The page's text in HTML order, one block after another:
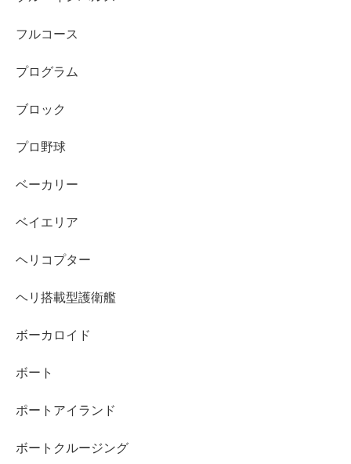
フルコース
プログラム
ブロック
プロ野球
ベーカリー
ベイエリア
ヘリコプター
ヘリ搭載型護衛艦
ボーカロイド
ボート
ポートアイランド
ボートクルージング